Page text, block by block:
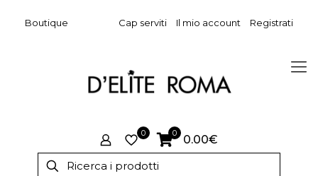
Boutique Cap serviti Il mio account Registrati
0 0 0.00€